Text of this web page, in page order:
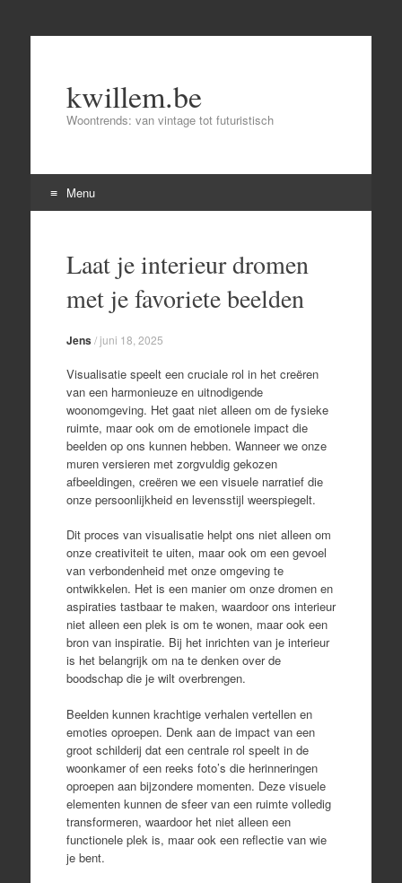
kwillem.be
Woontrends: van vintage tot futuristisch
Menu
contentLaat je interieur dromen
met je favoriete beelden
Jens/juni 18, 2025
Visualisatie speelt een cruciale rol in het creëren
van een harmonieuze en uitnodigende
woonomgeving. Het gaat niet alleen om de fysieke
ruimte, maar ook om de emotionele impact die
beelden op ons kunnen hebben. Wanneer we onze
muren versieren met zorgvuldig gekozen
afbeeldingen, creëren we een visuele narratief die
onze persoonlijkheid en levensstijl weerspiegelt.
Dit proces van visualisatie helpt ons niet alleen om
onze creativiteit te uiten, maar ook om een gevoel
van verbondenheid met onze omgeving te
ontwikkelen. Het is een manier om onze dromen en
aspiraties tastbaar te maken, waardoor ons interieur
niet alleen een plek is om te wonen, maar ook een
bron van inspiratie. Bij het inrichten van je interieur
is het belangrijk om na te denken over de
boodschap die je wilt overbrengen.
Beelden kunnen krachtige verhalen vertellen en
emoties oproepen. Denk aan de impact van een
groot schilderij dat een centrale rol speelt in de
woonkamer of een reeks foto’s die herinneringen
oproepen aan bijzondere momenten. Deze visuele
elementen kunnen de sfeer van een ruimte volledig
transformeren, waardoor het niet alleen een
functionele plek is, maar ook een reflectie van wie
je bent.